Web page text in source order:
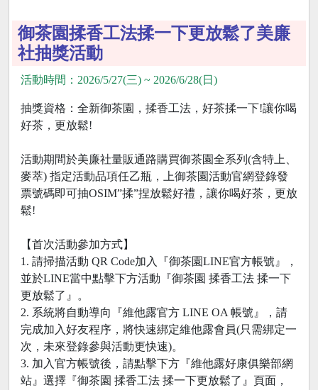
御茶園揉香工法揉一下更放鬆了美廉
社抽獎活動
活動時間：2026/5/27(三) ~ 2026/6/28(日)
抽獎資格：全新御茶園，揉香工法，好茶揉一下!讓你喝
好茶，更放鬆!
活動期間於美廉社量販通路購買御茶園全系列(含特上、
麥萃) 指定活動品項任乙瓶，上御茶園活動官網登錄發
票號碼即可抽OSIM”揉”捏放鬆好禮，讓你喝好茶，更放
鬆!
【首次活動參加方式】
1. 請掃描活動 QR Code加入『御茶園LINE官方帳號』，
並於LINE當中點擊下方活動『御茶園 揉香工法 揉一下
更放鬆了』。
2. 系統將自動導向『維他露官方 LINE OA 帳號』，請
完成加入好友程序，將快速綁定維他露會員(只需綁定一
次，未來登錄參與活動更快速)。
3. 加入官方帳號後，請點擊下方『維他露好康俱樂部網
站』選擇『御茶園 揉香工法 揉一下更放鬆了』頁面，